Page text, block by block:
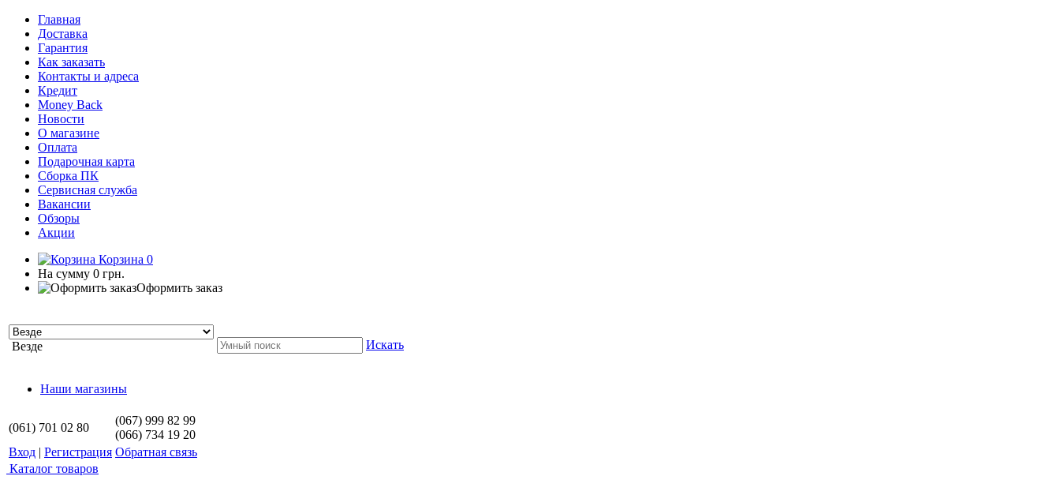
Главная
Доставка
Гарантия
Как заказать
Контакты и адреса
Кредит
Money Back
Новости
О магазине
Оплата
Подарочная карта
Сборка ПК
Сервисная служба
Вакансии
Обзоры
Акции
Корзина 0
На сумму 0 грн.
Оформить заказ
Везде Искать
Наши магазины
(061) 701 02 80
(067) 999 82 99
(066) 734 19 20
Вход | Регистрация Обратная связь
Каталог товаров